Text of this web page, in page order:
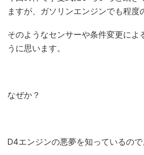
ますが、ガソリンエンジンでも程度
そのようなセンサーや条件変更によ
うに思います。
なぜか？
D4エンジンの悪夢を知っているので